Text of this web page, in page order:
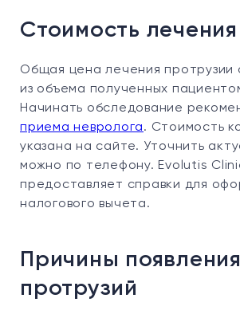
Стоимость лечения
Общая цена лечения протрузии
из объема полученных
Начинать обследование
приема невролога. Стоимость
указана на сайте. Уточнить
можно по телефону. Evolutis
предоставляет справки для
налогового вычета.
Причины появления
протрузий